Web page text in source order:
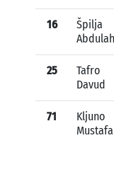
16
Špilja
Abdulah
25
Tafro
Davud
71
Kljuno
Mustafa